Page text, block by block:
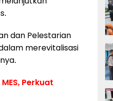
dan Pelestarian
merevitalisasi
Perkuat